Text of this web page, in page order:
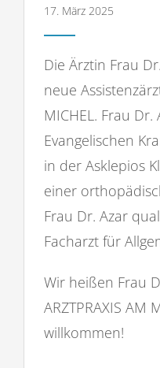
17. März 2025
Die Ärztin Frau
neue
MICHEL. Frau
Evangelischen
in der Asklepios
einer
Frau Dr. Azar
Facharzt für
Wir heißen Frau
ARZTPRAXIS AM
willkommen!